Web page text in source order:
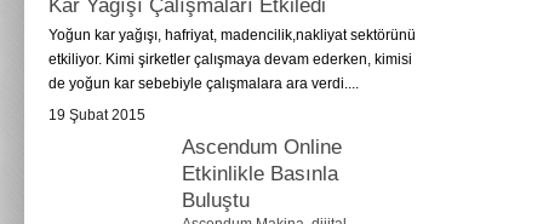
Kar Yağışı Çalışmaları Etkiledi
Yoğun kar yağışı, hafriyat, madencilik,nakliyat sektörünü
etkiliyor. Kimi şirketler çalışmaya devam ederken, kimisi
de yoğun kar sebebiyle çalışmalara ara verdi....
19 Şubat 2015
Ascendum Online
Etkinlikle Basınla
Buluştu